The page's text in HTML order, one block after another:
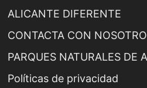
ALICANTE DIFERENTE
CONTACTA CON
PARQUES NATURALES DE
Políticas de privacidad